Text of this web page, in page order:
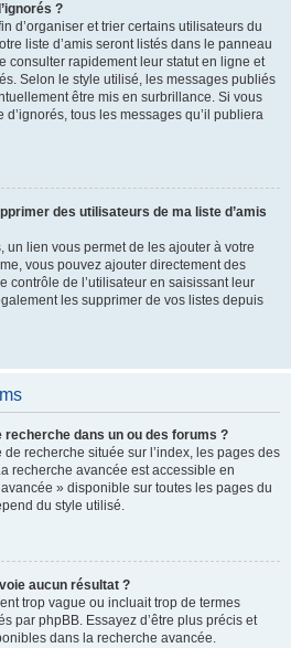
?
d’organiser et trier certains utilisateurs du
liste d’amis seront listés dans le panneau
consulter rapidement leur statut en ligne et
Selon le style utilisé, les messages publiés
être mis en surbrillance. Si vous
tous les messages qu’il publiera
des utilisateurs de ma liste d’amis
un lien vous permet de les ajouter à votre
vous pouvez ajouter directement des
contrôle de l’utilisateur en saisissant leur
les supprimer de vos listes depuis
dans un ou des forums ?
recherche située sur l’index, les pages des
recherche avancée est accessible en
» disponible sur toutes les pages du
du style utilisé.
aucun résultat ?
trop vague ou incluait trop de termes
par phpBB. Essayez d’être plus précis et
dans la recherche avancée.